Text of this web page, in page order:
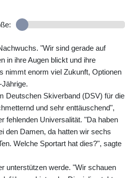
"Wir sind gerade auf
in ihre Augen blickt und ihre
nimmt enorm viel Zukunft, Optionen
Deutschen Skiverband (DSV) für die
und sehr enttäuschend",
fehlenden Universalität. "Da haben
den Damen, da hatten wir sechs
Welche Sportart hat dies?", sagte
unterstützen werde. "Wir schauen